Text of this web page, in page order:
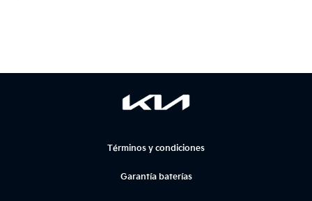
Términos y condiciones
Garantía baterías